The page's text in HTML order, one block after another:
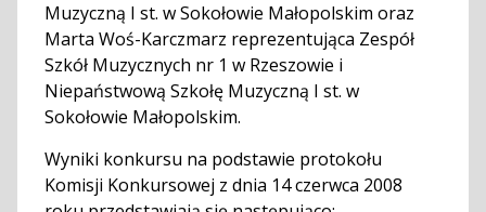
Muzyczną I st. w Sokołowie Małopolskim oraz
Marta Woś-Karczmarz reprezentująca Zespół
Szkół Muzycznych nr 1 w Rzeszowie i
Niepaństwową Szkołę Muzyczną I st. w
Sokołowie Małopolskim.
Wyniki konkursu na podstawie protokołu
Komisji Konkursowej z dnia 14 czerwca 2008